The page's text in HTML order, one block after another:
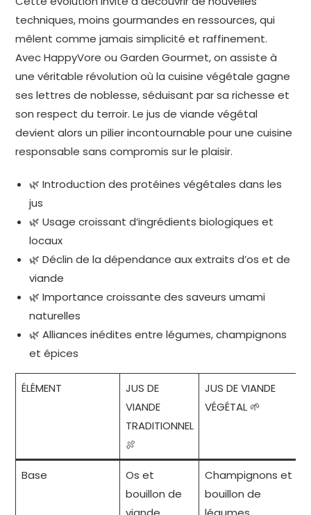
techniques, moins gourmandes en ressources, qui
mêlent comme jamais simplicité et raffinement.
Avec HappyVore ou Garden Gourmet, on assiste à
une véritable révolution où la cuisine végétale gagne
ses lettres de noblesse, séduisant par sa richesse et
son respect du terroir. Le jus de viande végétal
devient alors un pilier incontournable pour une cuisine
responsable sans compromis sur le plaisir.
🌿 Introduction des protéines végétales dans les
jus
🌿 Usage croissant d’ingrédients biologiques et
locaux
🌿 Déclin de la dépendance aux extraits d’os et de
viande
🌿 Importance croissante des saveurs umami
naturelles
🌿 Alliances inédites entre légumes, champignons
et épices
ÉLÉMENT
JUS DE
VIANDE
TRADITIONNEL
🍖
JUS DE VIANDE
VÉGÉTAL 🌱
Base
Os et
bouillon de
Champignons et
bouillon de